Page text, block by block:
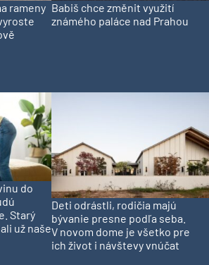
rameny Babiš chce změnit využití
známého paláce nad Prahou
do
Starý
už naše
Deti odrástli, rodičia majú
bývanie presne podľa seba.
V novom dome je všetko pre
ich život i návštevy vnúčat